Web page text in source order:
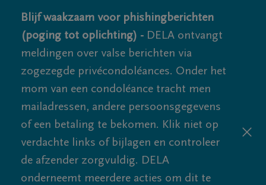
Blijf waakzaam voor phishingberichten
(poging tot oplichting) - DELA ontvangt
meldingen over valse berichten via
zogezegde privécondoléances. Onder het
mom van een condoléance tracht men
mailadressen, andere persoonsgegevens
of een betaling te bekomen. Klik niet op
verdachte links of bijlagen en controleer
de afzender zorgvuldig. DELA
onderneemt meerdere acties om dit te